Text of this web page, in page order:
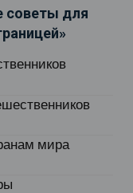
советы для
мира